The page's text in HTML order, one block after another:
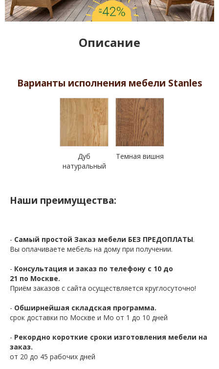
Описание
Варианты исполнения мебели Stanles
Дуб
натуральный
Темная вишня
Наши преимущества:
- Самый простой Заказ мебели БЕЗ ПРЕДОПЛАТЫ.
Вы оплачиваете мебель на дому при получении.
- Консультация и заказ по телефону с 10 до
21 по Москве.
Приём заказов с сайта осуществляется круглосуточно!
- Обширнейшая складская программа.
срок доставки по Москве и Мо от 1 до 10 дней
- Рекордно короткие сроки изготовления мебели на
заказ.
от 20 до 45 рабочих дней